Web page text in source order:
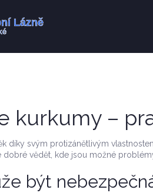
kurkumy –
díky svým protizánětlivým
dobré vědět, kde jsou možné
být